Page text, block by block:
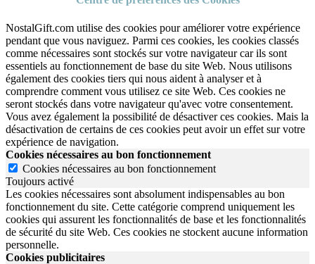
NostalGift.com utilise des cookies pour améliorer votre expérience
pendant que vous naviguez. Parmi ces cookies, les cookies classés
comme nécessaires sont stockés sur votre navigateur car ils sont
essentiels au fonctionnement de base du site Web. Nous utilisons
également des cookies tiers qui nous aident à analyser et à
comprendre comment vous utilisez ce site Web. Ces cookies ne
seront stockés dans votre navigateur qu'avec votre consentement.
Vous avez également la possibilité de désactiver ces cookies. Mais la
désactivation de certains de ces cookies peut avoir un effet sur votre
expérience de navigation.
Cookies nécessaires au bon fonctionnement
Cookies nécessaires au bon fonctionnement
Toujours activé
Les cookies nécessaires sont absolument indispensables au bon
fonctionnement du site. Cette catégorie comprend uniquement les
cookies qui assurent les fonctionnalités de base et les fonctionnalités
de sécurité du site Web. Ces cookies ne stockent aucune information
personnelle.
Cookies publicitaires